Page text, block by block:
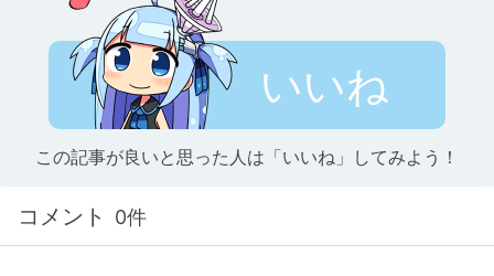
いいね
この記事が良いと思った人は「いいね」してみよう！
コメント 0件